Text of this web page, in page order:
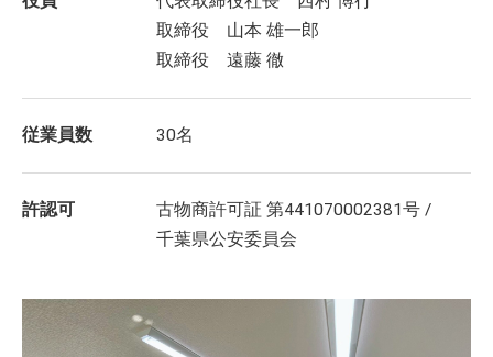
取締役 山本 雄一郎
取締役 遠藤 徹
従業員数 30名
許認可
古物商許可証 第441070002381号 /
千葉県公安委員会